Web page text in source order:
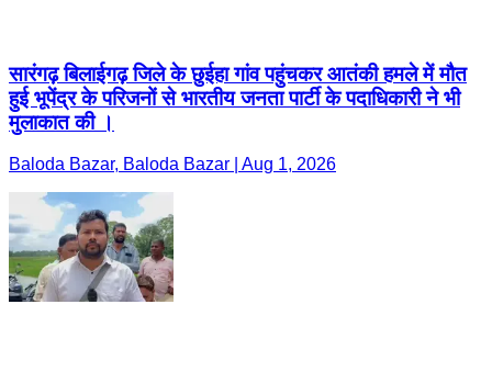
सारंगढ़ बिलाईगढ़ जिले के छुईहा गांव पहुंचकर आतंकी हमले में मौत
हुई भूपेंद्र के परिजनों से भारतीय जनता पार्टी के पदाधिकारी ने भी
मुलाकात की ।
Baloda Bazar, Baloda Bazar | Aug 1, 2026